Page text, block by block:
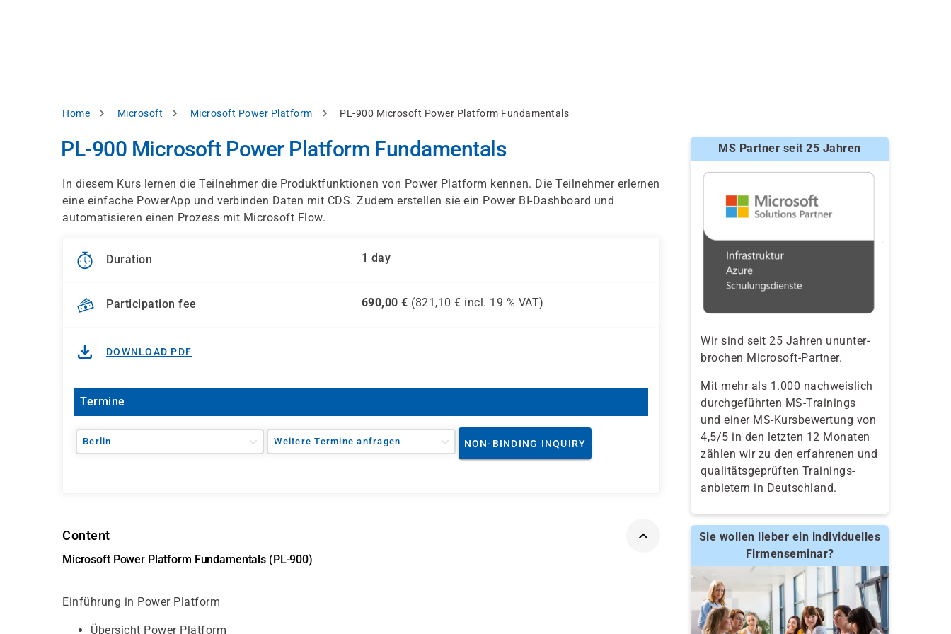
Breadcrumb
Home Microsoft Microsoft Power Platform PL-900 Microsoft Power Platform Fundamentals
PL-900 Microsoft Power Platform Fundamentals
In diesem Kurs lernen die Teilnehmer die Produktfunktionen von Power Platform kennen. Die Teilnehmer erlernen
eine einfache PowerApp und verbinden Daten mit CDS. Zudem erstellen sie ein Power BI-Dashboard und
automatisieren einen Prozess mit Microsoft Flow.
Duration 1 day
Participation fee 690,00 € (821,10 € incl. 19 % VAT)
DOWNLOAD PDF
Termine
Berlin Weitere Termine anfragen NON-BINDING INQUIRY
Content
Microsoft Power Platform Fundamentals (PL-900)
Einführung in Power Platform
Übersicht Power Platform
MS Partner seit 25 Jahren
Wir sind seit 25 Jahren ununter-
brochen Microsoft-Partner.
Mit mehr als 1.000 nachweislich
durchgeführten MS-Trainings
und einer MS-Kursbewertung von
4,5/5 in den letzten 12 Monaten
zählen wir zu den erfahrenen und
qualitäts­geprüften Trainings­
anbietern in Deutschland.
Sie wollen lieber ein individuelles
Firmenseminar?